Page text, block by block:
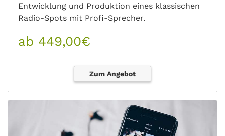
Entwicklung und Produktion eines klassischen
Radio-Spots mit Profi-Sprecher.
ab 449,00€
Zum Angebot